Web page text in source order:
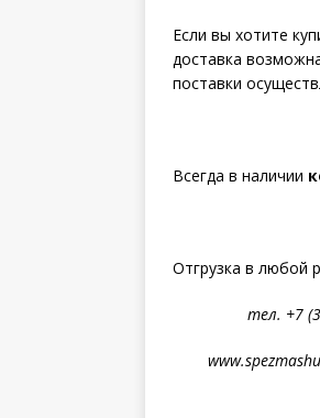
Если вы хотите
доставка
поставки
Всегда в наличии
Отгрузка в любой
тел. +7 (343)